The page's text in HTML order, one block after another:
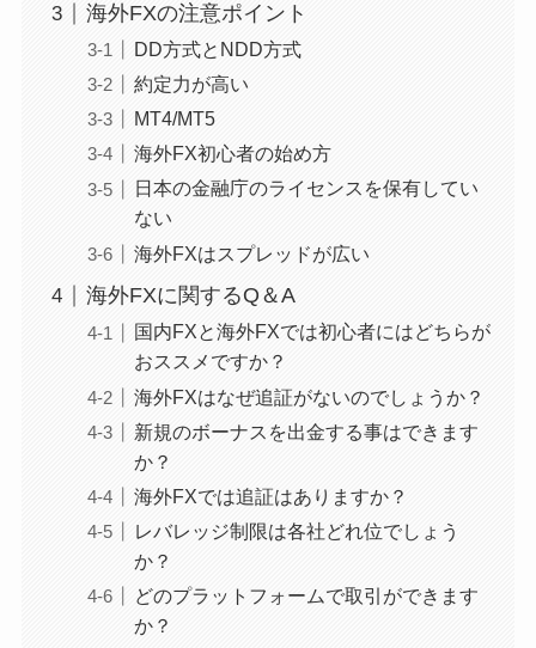
海外FXの注意ポイント
DD方式とNDD方式
約定力が高い
MT4/MT5
海外FX初心者の始め方
日本の金融庁のライセンスを保有してい
ない
海外FXはスプレッドが広い
海外FXに関するQ＆A
国内FXと海外FXでは初心者にはどちらが
おススメですか？
海外FXはなぜ追証がないのでしょうか？
新規のボーナスを出金する事はできます
か？
海外FXでは追証はありますか？
レバレッジ制限は各社どれ位でしょう
か？
どのプラットフォームで取引ができます
か？